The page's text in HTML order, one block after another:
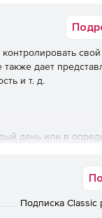
свой
дает
и т. д.
день или в
наборы задач в
Подписка Classic